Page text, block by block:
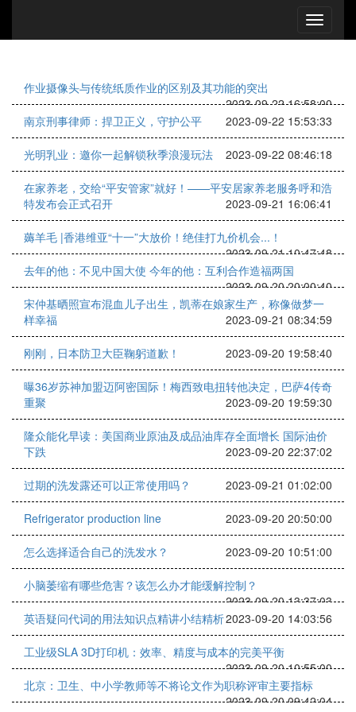
作业摄像头与传统纸质作业的区别及其功能的突出
2023-09-22 16:58:00
南京刑事律师：捍卫正义，守护公平
2023-09-22 15:53:33
光明乳业：邀你一起解锁秋季浪漫玩法 2023-09-22 08:46:18
在家养老，交给“平安管家”就好！——平安居家养老服务呼和浩
特发布会正式召开
2023-09-21 16:06:41
薅羊毛 |香港维亚“十一”大放价！绝佳打九价机会...！
2023-09-21 10:47:48
去年的他：不见中国大使 今年的他：互利合作造福两国
2023-09-20 20:00:40
宋仲基晒照宣布混血儿子出生，凯蒂在娘家生产，称像做梦一
样幸福
2023-09-21 08:34:59
刚刚，日本防卫大臣鞠躬道歉！ 2023-09-20 19:58:40
曝36岁苏神加盟迈阿密国际！梅西致电扭转他决定，巴萨4传奇
重聚
2023-09-20 19:59:30
隆众能化早读：美国商业原油及成品油库存全面增长 国际油价
下跌
2023-09-20 22:37:02
过期的洗发露还可以正常使用吗？ 2023-09-21 01:02:00
Refrigerator production line 2023-09-20 20:50:00
怎么选择适合自己的洗发水？ 2023-09-20 10:51:00
小脑萎缩有哪些危害？该怎么办才能缓解控制？
2023-09-20 13:37:03
英语疑问代词的用法知识点精讲小结精析2023-09-20 14:03:56
工业级SLA 3D打印机：效率、精度与成本的完美平衡
2023-09-20 10:55:00
北京：卫生、中小学教师等不将论文作为职称评审主要指标
2023-09-20 09:42:04